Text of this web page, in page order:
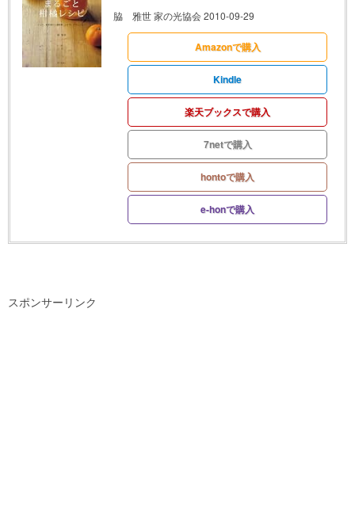
脇 雅世 家の光協会 2010-09-29
Amazonで購入
Kindle
楽天ブックスで購入
7netで購入
hontoで購入
e-honで購入
スポンサーリンク